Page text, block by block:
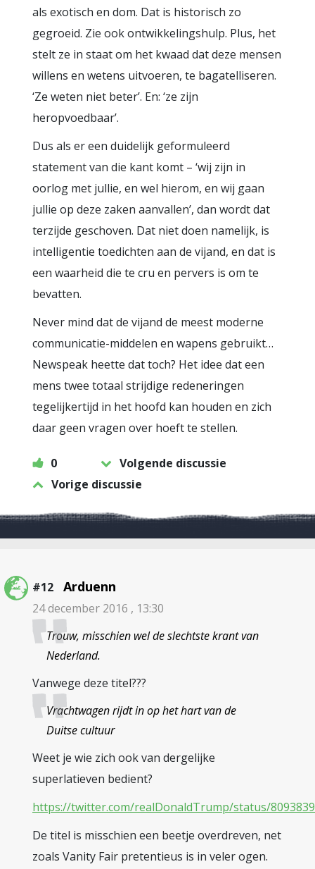
als exotisch en dom. Dat is historisch zo
gegroeid. Zie ook ontwikkelingshulp. Plus, het
stelt ze in staat om het kwaad dat deze mensen
willens en wetens uitvoeren, te bagatelliseren.
‘Ze weten niet beter’. En: ‘ze zijn
heropvoedbaar’.
Dus als er een duidelijk geformuleerd
statement van die kant komt – ‘wij zijn in
oorlog met jullie, en wel hierom, en wij gaan
jullie op deze zaken aanvallen’, dan wordt dat
terzijde geschoven. Dat niet doen namelijk, is
intelligentie toedichten aan de vijand, en dat is
een waarheid die te cru en pervers is om te
bevatten.
Never mind dat de vijand de meest moderne
communicatie-middelen en wapens gebruikt…
Newspeak heette dat toch? Het idee dat een
mens twee totaal strijdige redeneringen
tegelijkertijd in het hoofd kan houden en zich
daar geen vragen over hoeft te stellen.
0
Volgende discussie
Vorige discussie
#12 Arduenn
24 december 2016 , 13:30
Trouw, misschien wel de slechtste krant van
Nederland.
Vanwege deze titel???
Vrachtwagen rijdt in op het hart van de
Duitse cultuur
Weet je wie zich ook van dergelijke
superlatieven bedient?
https://twitter.com/realDonaldTrump/status/
De titel is misschien een beetje overdreven, net
zoals Vanity Fair pretentieus is in veler ogen.